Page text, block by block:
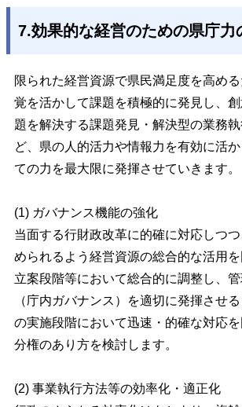
7.効果的な経営のための県庁力
限られた経営資源で県民満足度を高め
覚を活かして課題を積極的に発見し、
題を解決する課題発見・解決型の業務
ど、県の人的活力や情報力を有効に活
ての力を最大限に発揮させていきます。
(1) ガバナンス機能の強化
当面する行財政改革に的確に対応しつ
められるよう経営資源の総合的な活用
立案段階等において総合的に調整し、
（庁内ガバナンス）を適切に発揮させ
の実施段階において迅速・的確な対応
分権のあり方を検討します。
(2) 事業執行方法等の効率化・適正化